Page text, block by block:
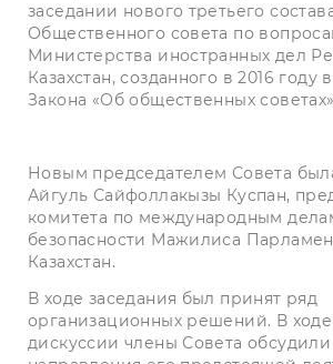
заседании нового третьего
Общественного совета по
Министерства иностранных дел
Казахстан, созданного в 2016 году
Закона «Об общественных
Новым председателем Совета
Айгуль Сайфоллакызы Куспан,
комитета по международным
безопасности Мажилиса
Казахстан.
В ходе заседания был принят ряд
организационных решений. В
дискуссии члены Совета